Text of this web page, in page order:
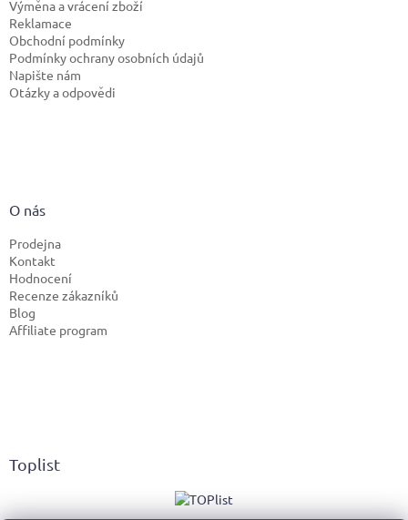
Výměna a vrácení zboží
Reklamace
Obchodní podmínky
Podmínky ochrany osobních údajů
Napište nám
Otázky a odpovědi
O nás
Prodejna
Kontakt
Hodnocení
Recenze zákazníků
Blog
Affiliate program
Toplist